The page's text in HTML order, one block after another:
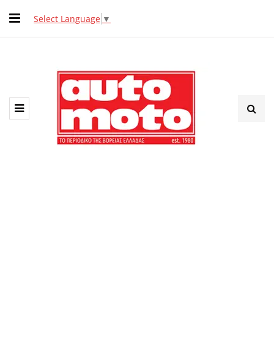
Select Language ▼